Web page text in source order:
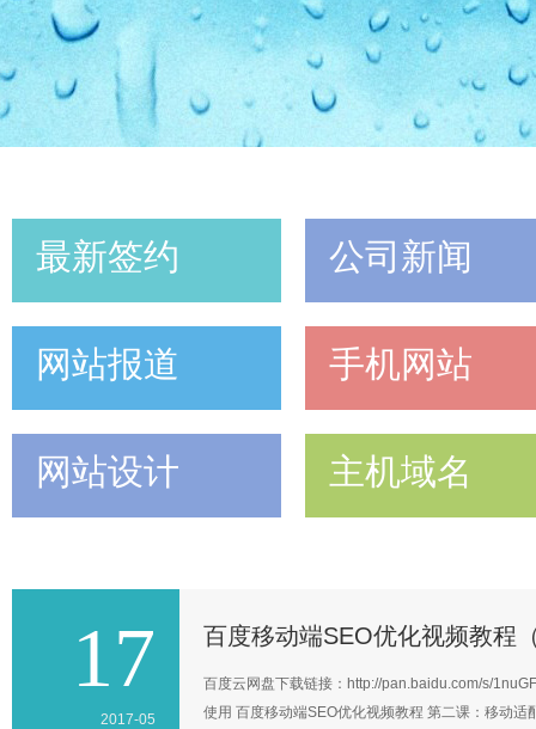
最新签约 公司新闻
网站报道 手机网站
网站设计 主机域名
17
2017-05
百度移动端SEO优化视频教程
百度云网盘下载链接：http://pan.baidu.com/s/
使用 百度移动端SEO优化视频教程 第二课：移动适